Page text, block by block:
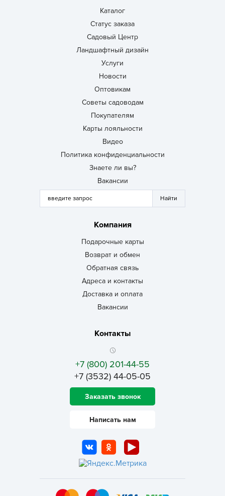
Каталог
Статус заказа
Садовый Центр
Ландшафтный дизайн
Услуги
Новости
Оптовикам
Советы садоводам
Покупателям
Карты лояльности
Видео
Политика конфиденциальности
Знаете ли вы?
Вакансии
Компания
Подарочные карты
Возврат и обмен
Обратная связь
Адреса и контакты
Доставка и оплата
Вакансии
Контакты
+7 (800) 201-44-55
+7 (3532) 44-05-05
Заказать звонок
Написать нам